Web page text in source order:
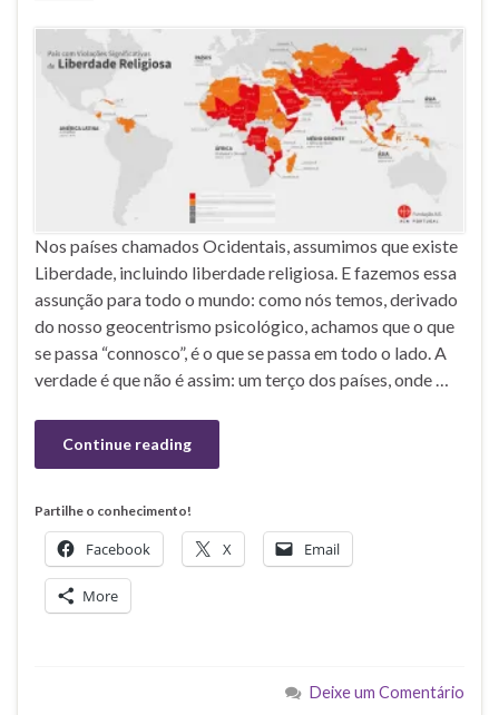
Nos países chamados Ocidentais, assumimos que existe
Liberdade, incluindo liberdade religiosa. E fazemos essa
assunção para todo o mundo: como nós temos, derivado
do nosso geocentrismo psicológico, achamos que o que
se passa “connosco”, é o que se passa em todo o lado. A
verdade é que não é assim: um terço dos países, onde …
Continue reading
Partilhe o conhecimento!
Facebook X Email
More
Deixe um Comentário